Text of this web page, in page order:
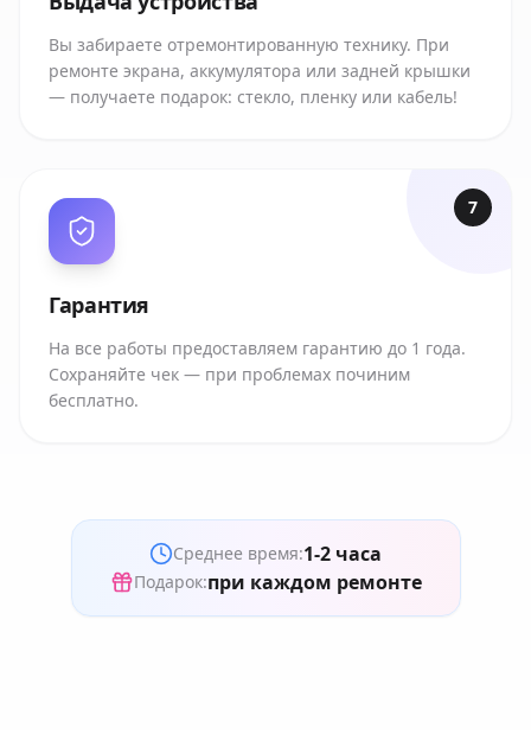
Вы забираете отремонтированную технику. При
ремонте экрана, аккумулятора или задней крышки
— получаете подарок: стекло, пленку или кабель!
7
Гарантия
На все работы предоставляем гарантию до 1 года.
Сохраняйте чек — при проблемах починим
бесплатно.
Среднее время:1-2 часа
Подарок:при каждом ремонте